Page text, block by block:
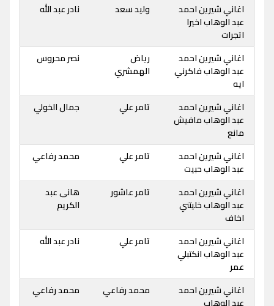
اغاني شيرين احمد
عبد الوهاب اخيرا
اتجرات
وليد سعد نادر عبد الله
اغاني شيرين احمد
عبد الوهاب فاكرني
ايه
رياض
الهمشري
نصر محروس
اغاني شيرين احمد
عبد الوهاب مافيش
مانع
تامر علي جمال الخولي
اغاني شيرين احمد
عبد الوهاب حبيت
تامر علي محمد رفاعي
اغاني شيرين احمد
عبد الوهاب خليتني
اخاف
تامر عاشور
هانى عبد
الكريم
اغاني شيرين احمد
عبد الوهاب انكتبلي
عمر
تامر علي نادر عبد الله
اغاني شيرين احمد
عبد الوهاب
محمد رفاعي محمد رفاعي